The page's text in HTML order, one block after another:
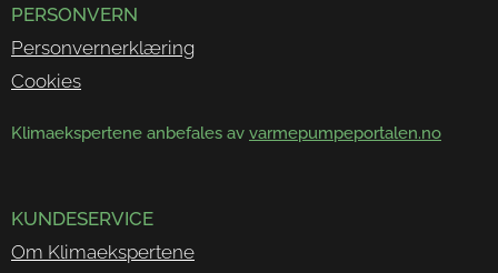
PERSONVERN
Personvernerklæring
Cookies
Klimaekspertene anbefales av varmepumpeportalen.no
KUNDESERVICE
Om Klimaekspertene